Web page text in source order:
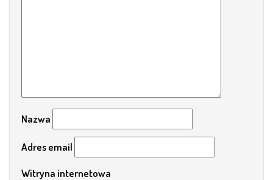
Nazwa
Adres email
Witryna internetowa